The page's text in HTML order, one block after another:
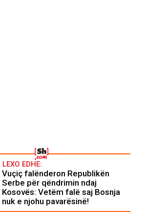
LEXO EDHE:
Vuçiç falënderon Republikën
Serbe për qëndrimin ndaj
Kosovës: Vetëm falë saj Bosnja
nuk e njohu pavarësinë!